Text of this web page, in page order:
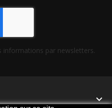
informations par newsletters.
